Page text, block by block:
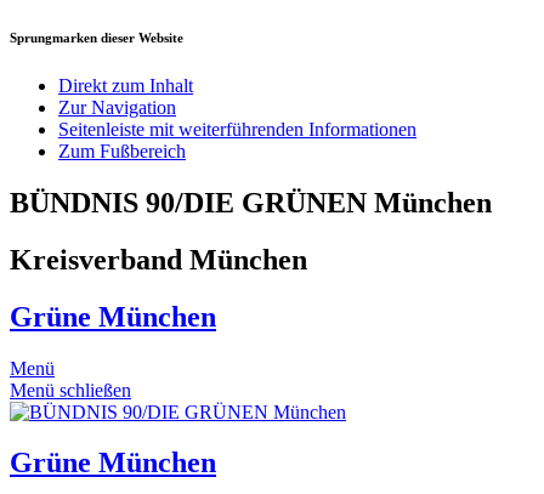
Sprungmarken dieser Website
Direkt zum Inhalt
Zur Navigation
Seitenleiste mit weiterführenden Informationen
Zum Fußbereich
BÜNDNIS 90/DIE GRÜNEN München
Kreisverband München
Grüne München
Menü
Menü schließen
Grüne München